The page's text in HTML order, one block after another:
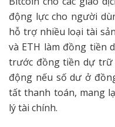
động lực cho người
hỗ trợ nhiều loại tài
và ETH làm đồng tiền
trước đồng tiền dự
động nếu số dư ở
tất thanh toán, mang
lý tài chính.